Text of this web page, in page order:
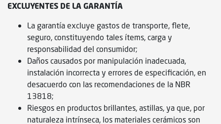
EXCLUYENTES DE LA GARANTÍA
La garantía excluye gastos de transporte, flete,
seguro, constituyendo tales ítems, carga y
responsabilidad del consumidor;
Daños causados por manipulación inadecuada,
instalación incorrecta y errores de especificación, en
desacuerdo con las recomendaciones de la NBR
13818;
Riesgos en productos brillantes, astillas, ya que, por
naturaleza intrínseca, los materiales cerámicos son